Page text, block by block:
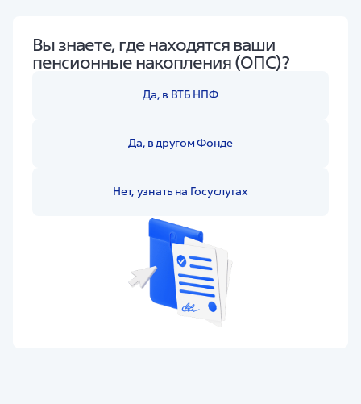
Вы знаете, где находятся ваши
пенсионные накопления (ОПС)?
Да, в ВТБ НПФ
Да, в другом Фонде
Нет, узнать на Госуслугах